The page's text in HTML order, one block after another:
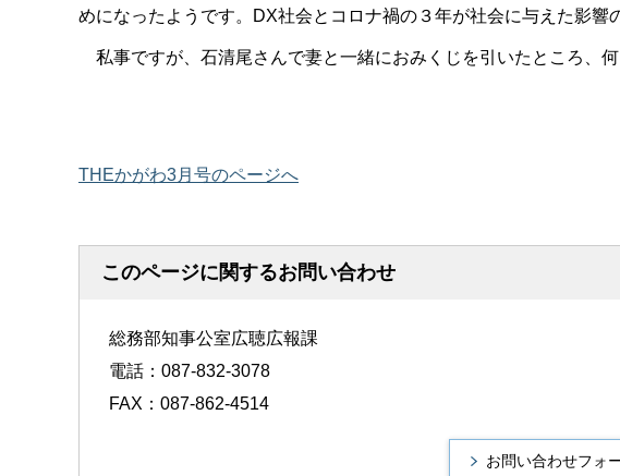
めになったようです。DX社会とコロナ禍の３年が社会に与えた影響
私事ですが、石清尾さんで妻と一緒におみくじを引いたところ、
THEかがわ3月号のページへ
このページに関するお問い合わせ
総務部知事公室広聴広報課
電話：087-832-3078
FAX：087-862-4514